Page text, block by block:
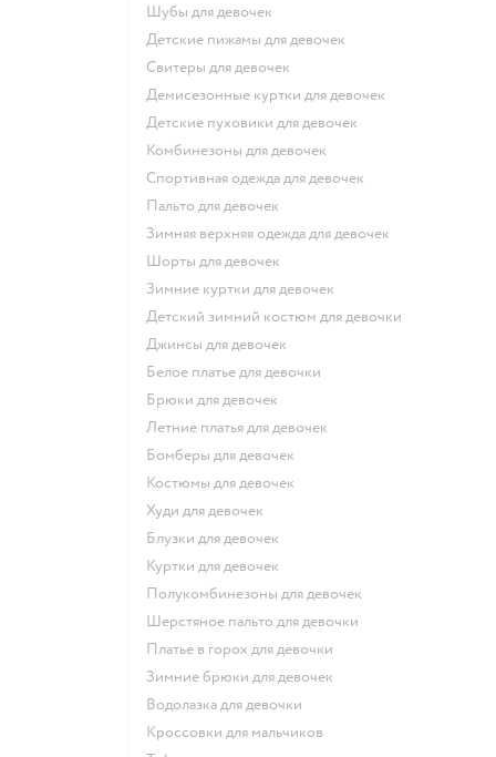
Шубы для девочек
Детские пижамы для девочек
Свитеры для девочек
Демисезонные куртки для девочек
Детские пуховики для девочек
Комбинезоны для девочек
Спортивная одежда для девочек
Пальто для девочек
Зимняя верхняя одежда для девочек
Шорты для девочек
Зимние куртки для девочек
Детский зимний костюм для девочки
Джинсы для девочек
Белое платье для девочки
Брюки для девочек
Летние платья для девочек
Бомберы для девочек
Костюмы для девочек
Худи для девочек
Блузки для девочек
Куртки для девочек
Полукомбинезоны для девочек
Шерстяное пальто для девочки
Платье в горох для девочки
Зимние брюки для девочек
Водолазка для девочки
Кроссовки для мальчиков